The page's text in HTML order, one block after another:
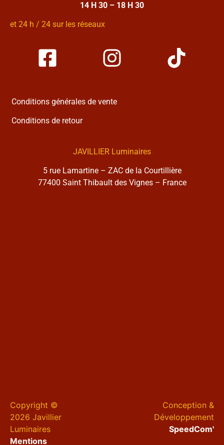
14 H 30 – 18 H 30
et 24 h / 24 sur les réseaux
Conditions générales de vente
Conditions de retour
JAVILLIER Luminaires
5 rue Lamartine – ZAC de la Courtillière
77400 Saint Thibault des Vignes – France
Copyright ©
2026 Javillier
Luminaires
Mentions
Conception &
Développement
SpeedCom'